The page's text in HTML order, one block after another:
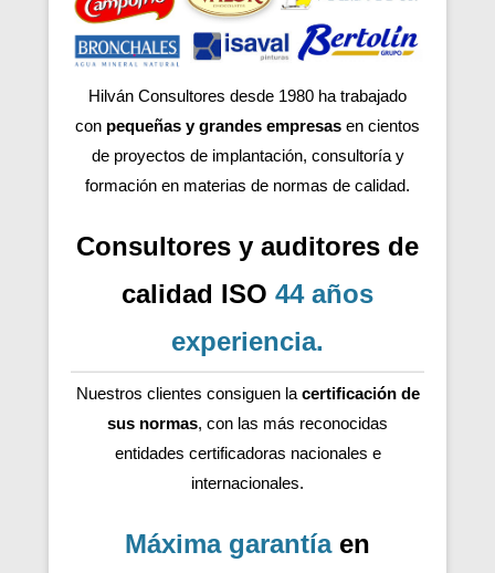
Hilván Consultores desde 1980 ha trabajado
con pequeñas y grandes empresas en cientos
de proyectos de implantación, consultoría y
formación en materias de normas de calidad.
Consultores y auditores de
calidad ISO 44 años
experiencia.
Nuestros clientes consiguen la certificación de
sus normas, con las más reconocidas
entidades certificadoras nacionales e
internacionales.
Máxima garantíaen